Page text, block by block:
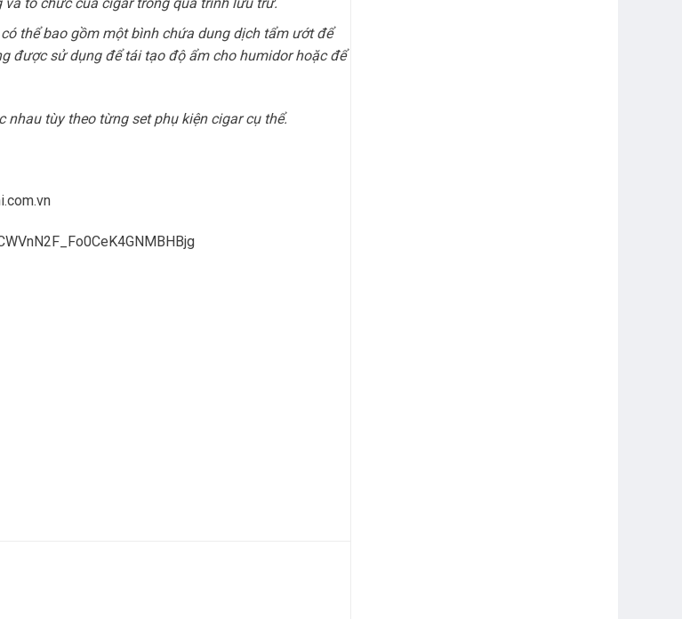
thể bao gồm một bình chứa dung dịch tẩm ướt để
được sử dụng để tái tạo độ ẩm cho humidor hoặc để
nhau tùy theo từng set phụ kiện cigar cụ thể.